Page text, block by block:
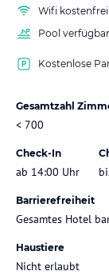
Wifi kostenfrei
Pool verfügbar
Kostenlose
Gesamtzahl
< 700
Check-In
ab 14:00 Uhr
Barrierefreiheit
Gesamtes Hotel
Haustiere
Nicht erlaubt